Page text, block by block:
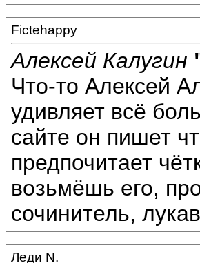
Fictehappy
Алексей Калугин
Что-то Алексей
удивляет всё
сайте он пишет
предпочитает
возьмёшь его,
сочинитель,
Леди N.